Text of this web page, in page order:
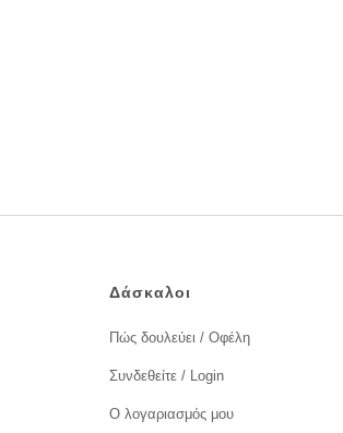
Δάσκαλοι
Πώς δουλεύει / Οφέλη
Συνδεθείτε / Login
Ο λογαριασμός μου